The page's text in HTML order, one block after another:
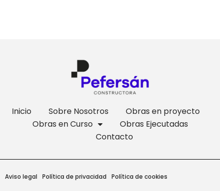
Inicio Sobre Nosotros
Obras en proyecto
Obras en Curso
Obras Ejecutadas
Contacto
Aviso legal Política de privacidad Política de cookies